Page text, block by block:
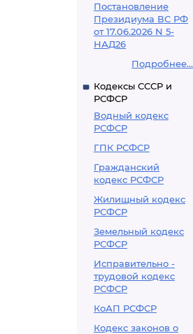
Постановление
Президиума ВС РФ
от 17.06.2026 N 5-
НАД26
Подробнее...
Кодексы СССР и
РСФСР
Водный кодекс
РСФСР
ГПК РСФСР
Гражданский
кодекс РСФСР
Жилищный кодекс
РСФСР
Земельный кодекс
РСФСР
Исправительно -
трудовой кодекс
РСФСР
КоАП РСФСР
Кодекс законов о